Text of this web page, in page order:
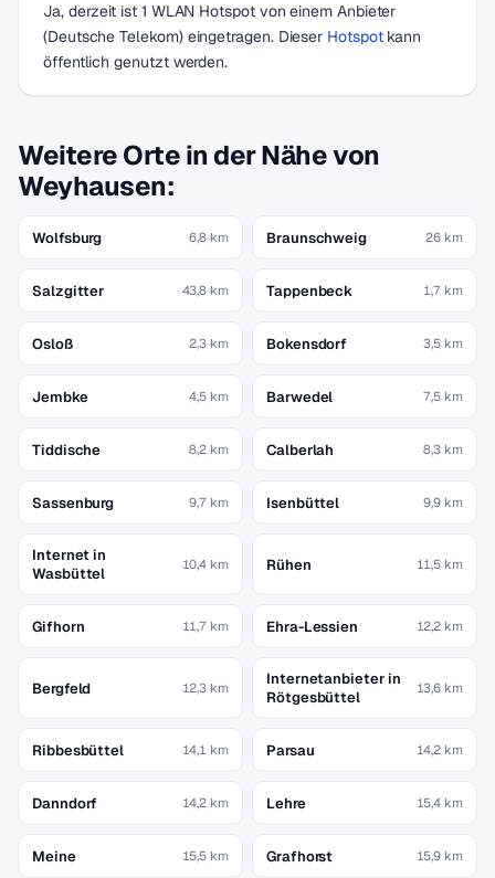
Ja, derzeit ist 1 WLAN Hotspot von einem Anbieter
(Deutsche Telekom) eingetragen. Dieser Hotspotkann
öffentlich genutzt werden.
Weitere Orte in der Nähe von
Weyhausen:
Wolfsburg 6,8 km Braunschweig 26 km
Salzgitter 43,8 km Tappenbeck 1,7 km
Osloß 2,3 km Bokensdorf 3,5 km
Jembke 4,5 km Barwedel 7,5 km
Tiddische 8,2 km Calberlah 8,3 km
Sassenburg 9,7 km Isenbüttel 9,9 km
Internet in
Wasbüttel
10,4 km Rühen 11,5 km
Gifhorn 11,7 km Ehra-Lessien 12,2 km
Bergfeld 12,3 km
Internetanbieter in
Rötgesbüttel
13,6 km
Ribbesbüttel 14,1 km Parsau 14,2 km
Danndorf 14,2 km Lehre 15,4 km
Meine 15,5 km Grafhorst 15,9 km